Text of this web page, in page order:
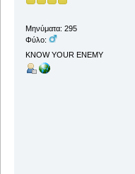
Μηνύματα: 295
Φύλο:
KNOW YOUR ENEMY